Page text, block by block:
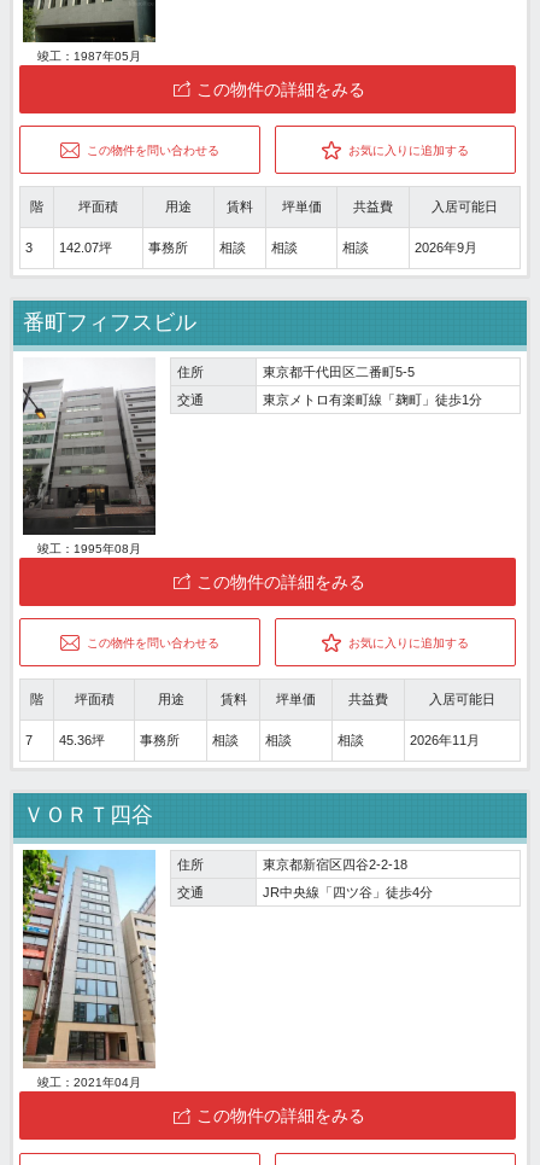
竣工：1987年05月
この物件の詳細をみる
この物件を問い合わせる お気に入りに追加する
階 坪面積 用途 賃料 坪単価 共益費 入居可能日
3 142.07坪 事務所 相談 相談 相談 2026年9月
番町フィフスビル
竣工：1995年08月
住所
東京都千代田区二番町5-5
交通
東京メトロ有楽町線「麹町」徒歩1分
この物件の詳細をみる
この物件を問い合わせる お気に入りに追加する
階 坪面積 用途 賃料 坪単価 共益費 入居可能日
7 45.36坪 事務所 相談 相談 相談 2026年11月
ＶＯＲＴ四谷
竣工：2021年04月
住所
東京都新宿区四谷2-2-18
交通
JR中央線「四ツ谷」徒歩4分
この物件の詳細をみる